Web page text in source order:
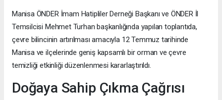
Manisa ÖNDER İmam Hatipliler Derneği Başkanı ve ÖNDER İl
Temsilcisi Mehmet Turhan başkanlığında yapılan toplantıda,
çevre bilincinin artırılması amacıyla 12 Temmuz tarihinde
Manisa ve ilçelerinde geniş kapsamlı bir orman ve çevre
temizliği etkinliği düzenlenmesi kararlaştırıldı.
Doğaya Sahip Çıkma Çağrısı